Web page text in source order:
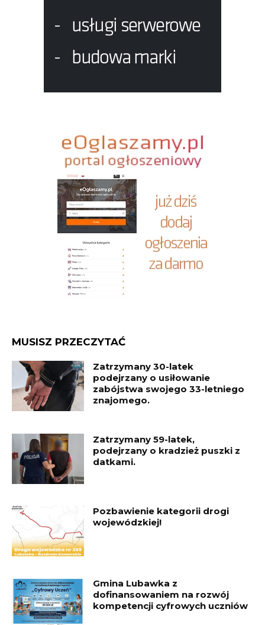
MUSISZ PRZECZYTAĆ
Zatrzymany 30-latek
podejrzany o usiłowanie
zabójstwa swojego 33-letniego
znajomego.
Zatrzymany 59-latek,
podejrzany o kradzież puszki z
datkami.
Pozbawienie kategorii drogi
wojewódzkiej!
Gmina Lubawka z
dofinansowaniem na rozwój
kompetencji cyfrowych uczniów